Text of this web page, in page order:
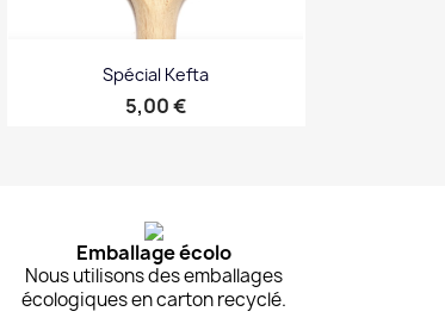
Spécial Kefta
Prix
5,00 €
Emballage écolo
Nous utilisons des emballages
écologiques en carton recyclé.